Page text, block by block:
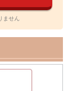
ません